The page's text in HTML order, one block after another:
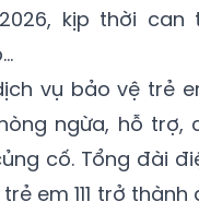
kịp thời can
vụ bảo vệ trẻ
ngừa, hỗ trợ,
cố. Tổng đài
em 111 trở